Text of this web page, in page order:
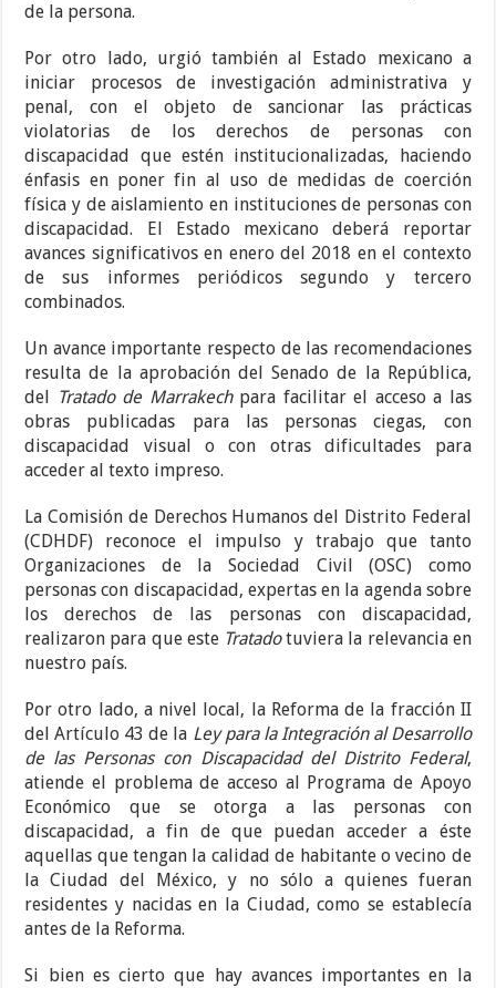
de la persona.
Por otro lado, urgió también al Estado mexicano a
iniciar procesos de investigación administrativa y
penal, con el objeto de sancionar las prácticas
violatorias de los derechos de personas con
discapacidad que estén institucionalizadas, haciendo
énfasis en poner fin al uso de medidas de coerción
física y de aislamiento en instituciones de personas con
discapacidad. El Estado mexicano deberá reportar
avances significativos en enero del 2018 en el contexto
de sus informes periódicos segundo y tercero
combinados.
Un avance importante respecto de las recomendaciones
resulta de la aprobación del Senado de la República,
del
Tratado de Marrakechpara facilitar el acceso a las
obras publicadas para las personas ciegas, con
discapacidad visual o con otras dificultades para
acceder al texto impreso.
La Comisión de Derechos Humanos del Distrito Federal
(CDHDF) reconoce el impulso y trabajo que tanto
Organizaciones de la Sociedad Civil (OSC) como
personas con discapacidad, expertas en la agenda sobre
los derechos de las personas con discapacidad,
realizaron para que este Tratadotuviera la relevancia en
nuestro país.
Por otro lado, a nivel local, la Reforma de la fracción II
del Artículo 43 de la Ley para la Integración al Desarrollo
de las Personas con Discapacidad del Distrito Federal,
atiende el problema de acceso al Programa de Apoyo
Económico que se otorga a las personas con
discapacidad, a fin de que puedan acceder a éste
aquellas que tengan la calidad de habitante o vecino de
la Ciudad del México, y no sólo a quienes fueran
residentes y nacidas en la Ciudad, como se establecía
antes de la Reforma.
Si bien es cierto que hay avances importantes en la